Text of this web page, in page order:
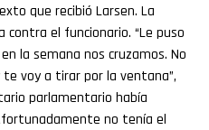
que recibió Larsen. La
el funcionario. “Le puso
la semana nos cruzamos. No
voy a tirar por la ventana”,
parlamentario había
no tenía el